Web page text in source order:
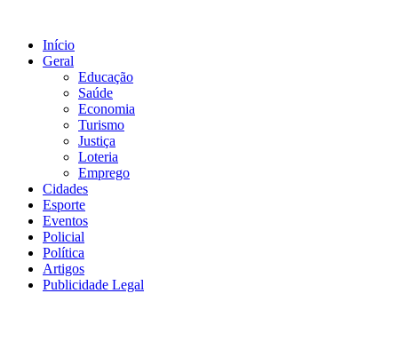
conteúdo
Início
Geral
Educação
Saúde
Economia
Turismo
Justiça
Loteria
Emprego
Cidades
Esporte
Eventos
Policial
Política
Artigos
Publicidade Legal